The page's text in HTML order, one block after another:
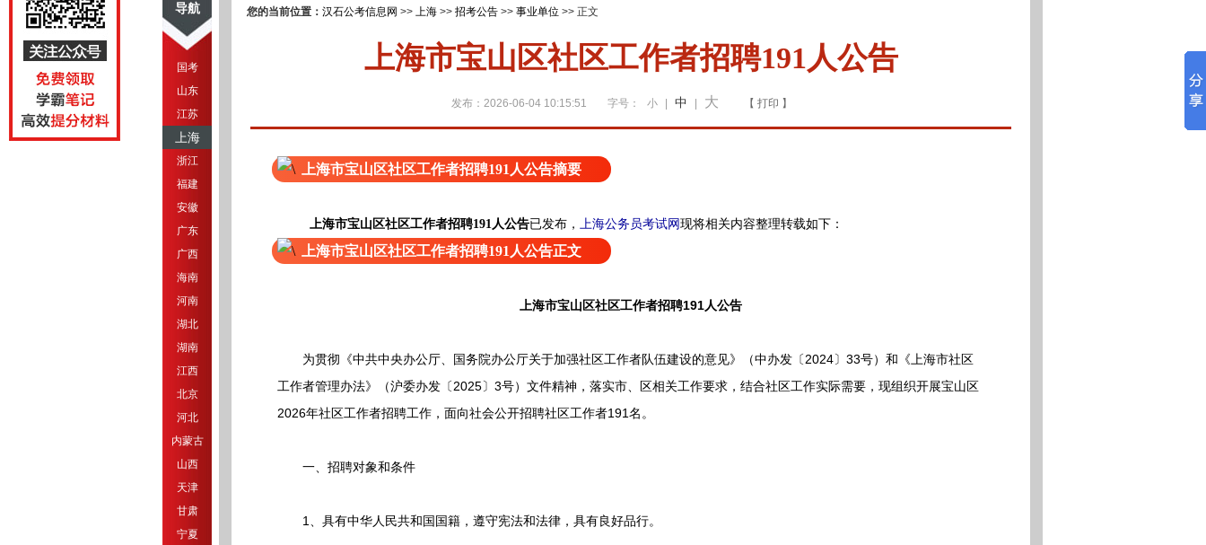
导航
国考
山东
江苏
上海
浙江
福建
安徽
广东
广西
海南
河南
湖北
湖南
江西
北京
河北
内蒙古
山西
天津
甘肃
宁夏
您的当前位置： 汉石公考信息网 >> 上海 >> 招考公告 >> 事业单位 >> 正文
上海市宝山区社区工作者招聘191人公告
发布：2026-06-04 10:15:51 字号： 小 中 大 【 打印 】
上海市宝山区社区工作者招聘191人公告摘要
上海市宝山区社区工作者招聘191人公告已发布， 上海公务员考试网现将相关内容整理转载如下：
上海市宝山区社区工作者招聘191人公告正文
上海市宝山区社区工作者招聘191人公告
为贯彻《中共中央办公厅、国务院办公厅关于加强社区工作者队伍建设的意见》（中办发〔2024〕33号）和《上海市社区
工作者管理办法》（沪委办发〔2025〕3号）文件精神，落实市、区相关工作要求，结合社区工作实际需要，现组织开展宝山区
2026年社区工作者招聘工作，面向社会公开招聘社区工作者191名。
一、招聘对象和条件
1、具有中华人民共和国国籍，遵守宪法和法律，具有良好品行。